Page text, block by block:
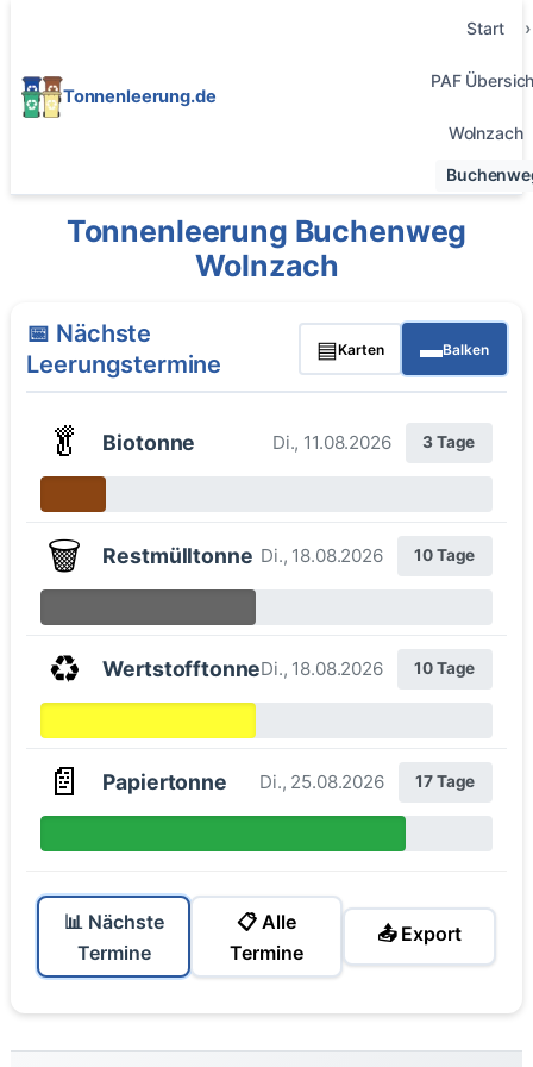
Tonnenleerung.de
Start
PAF
Wolnzach
Tonnenleerung Buchenweg
Wolnzach
📅 Nächste
Leerungstermine
▤Karten ▬Balken
🥬 Biotonne Di., 11.08.2026 3 Tage
🗑️ Restmülltonne Di., 18.08.2026 10 Tage
♻️ WertstofftonneDi., 18.08.2026 10 Tage
📄 Papiertonne Di., 25.08.2026 17 Tage
📊 Nächste
Termine
📋 Alle
Termine
📤 Export